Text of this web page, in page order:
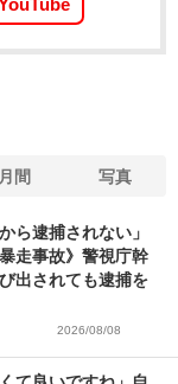
月間 写真
ら逮捕されない」
走事故》警視庁幹
出されても逮捕を
2026/08/08